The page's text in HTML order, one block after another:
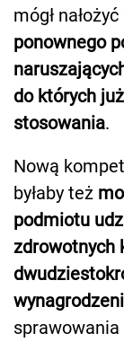
mógł
ponownego
do których
stosowania.
Nową
byłaby też
podmiotu
zdrowotnych
sprawowania